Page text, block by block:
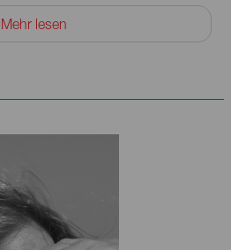
Cohen-Milos
Cohen-Milo schrieb Werke für
und Co-Leader mehr als
Die Stücke »Lost Time to
entstanden in Zusammenarbeit
Margaux Marielle-
er als Komponist und
Mehr lesen